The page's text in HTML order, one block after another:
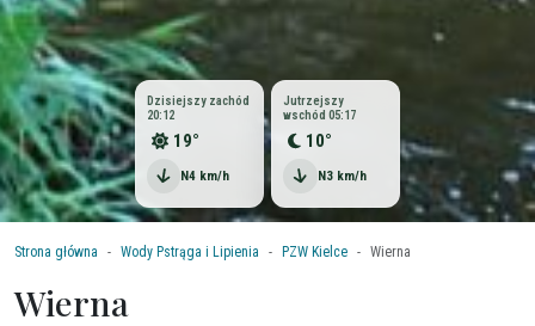
Dzisiejszy zachód
20:12
19°
N4 km/h
Jutrzejszy
wschód 05:17
10°
N3 km/h
Strona główna Wody Pstrąga i Lipienia PZW Kielce Wierna
Wierna